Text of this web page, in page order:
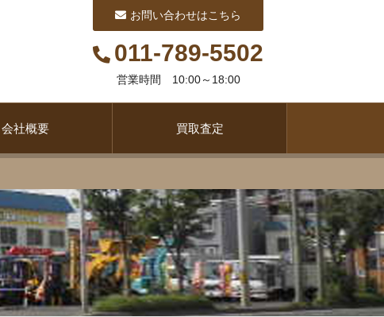
お問い合わせはこちら
011-789-5502
営業時間 10:00～18:00
会社概要 買取査定